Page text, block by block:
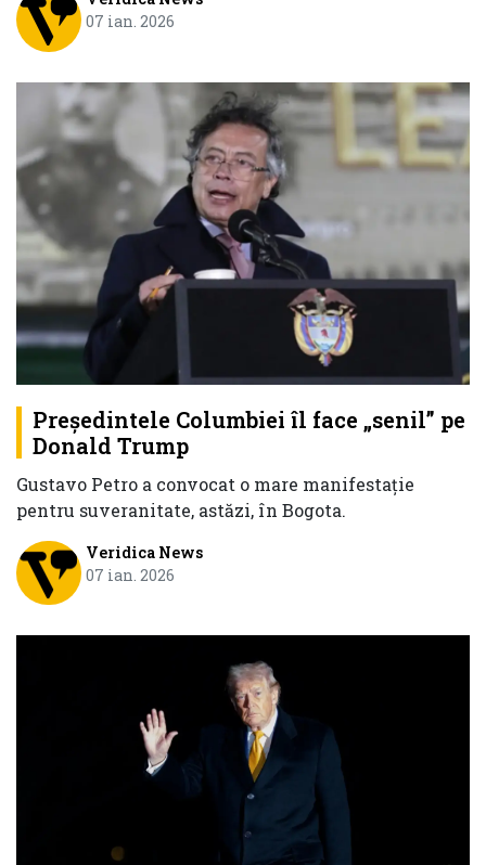
07 ian. 2026
Președintele Columbiei îl face „senil” pe
Donald Trump
Gustavo Petro a convocat o mare manifestație
pentru suveranitate, astăzi, în Bogota.
Veridica News
07 ian. 2026